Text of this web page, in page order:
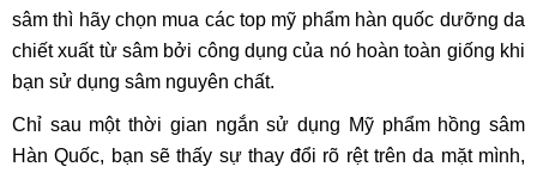
sâm thì hãy chọn mua các top mỹ phẩm hàn quốc dưỡng da
chiết xuất từ sâm bởi công dụng của nó hoàn toàn giống khi
bạn sử dụng sâm nguyên chất.
Chỉ sau một thời gian ngắn sử dụng Mỹ phẩm hồng sâm
Hàn Quốc, bạn sẽ thấy sự thay đổi rõ rệt trên da mặt mình,